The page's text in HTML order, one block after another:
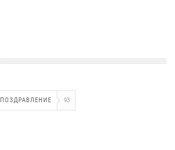
ПОЗДРАВЛЕНИЕ 93